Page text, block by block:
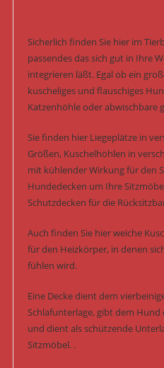
Sicherlich finden Sie hier im
passendes das sich gut in Ihre
integrieren läßt. Egal ob ein
kuscheliges und flauschiges
Katzenhöhle oder abwischbare
Sie finden hier Liegeplätze in
Größen, Kuschelhöhlen in
mit kühlender Wirkung für den
Hundedecken um Ihre
Schutzdecken für die
Auch finden Sie hier weiche
für den Heizkörper, in denen
fühlen wird.
Eine Decke dient dem
Schlafunterlage, gibt dem
und dient als schützende
Sitzmöbel. .